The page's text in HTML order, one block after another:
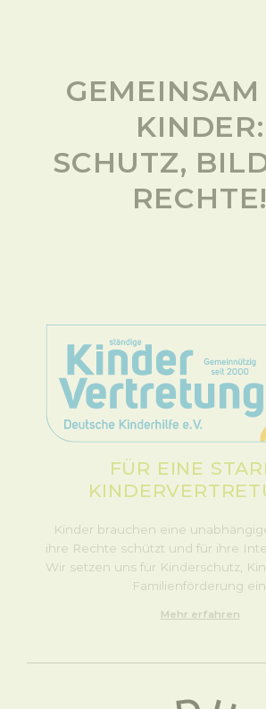
KINDER:
SCHUTZ,
RECHTE!
FÜR EINE
Kinder brauchen eine
ihre Rechte schützt und für ihre
Wir setzen uns für Kinderschutz,
Familienförderung ein.
Mehr erfahren